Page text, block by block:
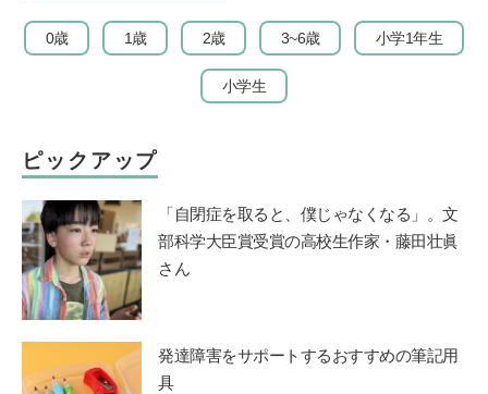
0歳 1歳 2歳 3~6歳 小学1年生
小学生
ピックアップ
「自閉症を取ると、僕じゃなくなる」。文
部科学大臣賞受賞の高校生作家・藤田壮眞
さん
発達障害をサポートするおすすめの筆記用
具